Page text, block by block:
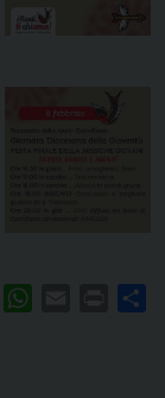
TelegramWhatsAppPrint